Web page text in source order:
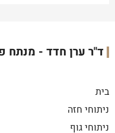
ד"ר ערן חדד - מנתח
בית
ניתוחי חזה
ניתוחי גוף